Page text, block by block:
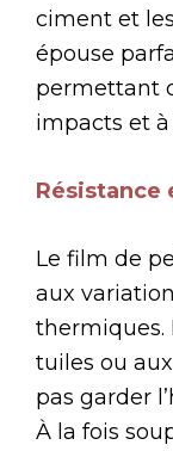
ciment et
épouse
permettant
impacts et à
Résistance
Le film de
aux
thermiques.
tuiles ou
pas garder
À la fois